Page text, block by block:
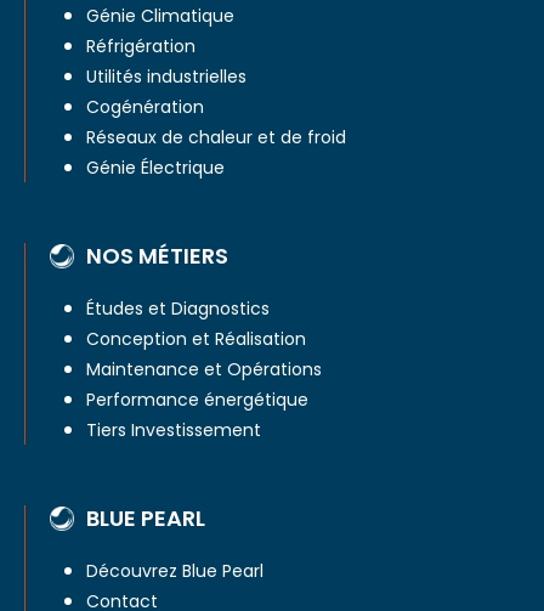
Génie Climatique
Réfrigération
Utilités industrielles
Cogénération
Réseaux de chaleur et de froid
Génie Électrique
NOS MÉTIERS
Études et Diagnostics
Conception et Réalisation
Maintenance et Opérations
Performance énergétique
Tiers Investissement
BLUE PEARL
Découvrez Blue Pearl
Contact